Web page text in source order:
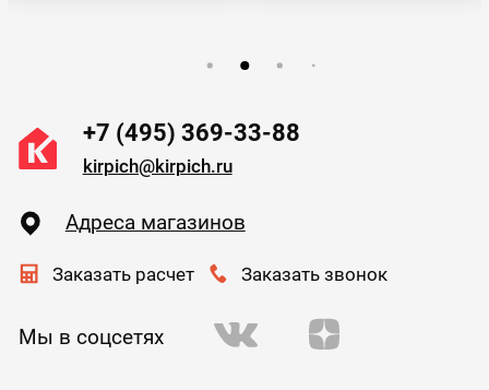
+7 (495) 369-33-88
kirpich@kirpich.ru
Адреса магазинов
Заказать расчет Заказать звонок
Мы в соцсетях